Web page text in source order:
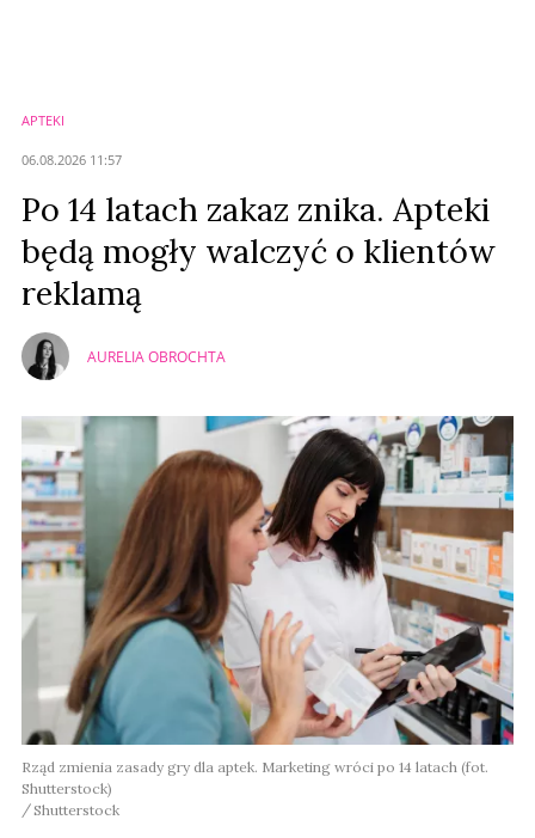
APTEKI
06.08.2026 11:57
Po 14 latach zakaz znika. Apteki
będą mogły walczyć o klientów
reklamą
AURELIA OBROCHTA
Rząd zmienia zasady gry dla aptek. Marketing wróci po 14 latach (fot.
Shutterstock)
Shutterstock